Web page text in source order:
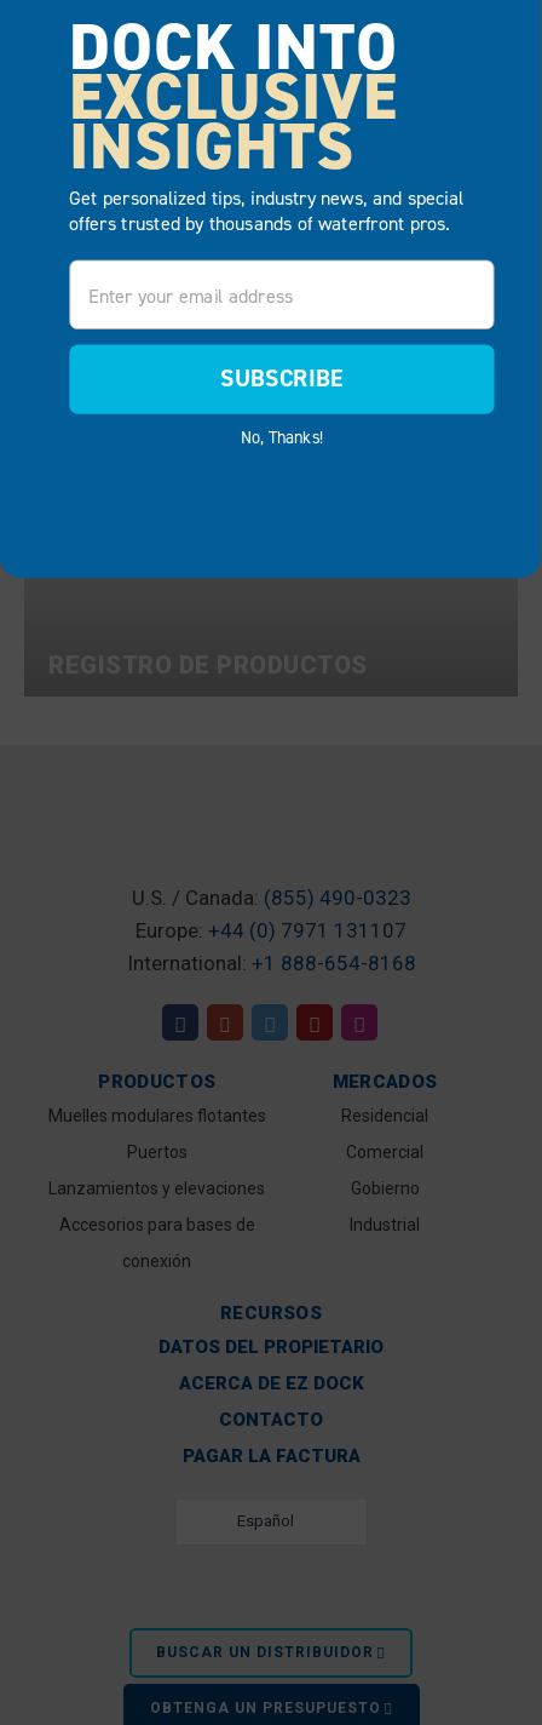
GARANTÍA
LO QUE DICEN
Durante el huracán "Georges" y la
mantenimiento,
El nuevo sistema EZ Dock es una buena
Vela Junior. Los muelles son significativamente
Después de mucha investigación y muchos
selección clara para nuestro puerto deportivo
de la derecha perdió su viejo muelle flotante
U.S. / Canada: (855) 490-0323
Europe: +44 (0) 7971 131107
International: +1 888-654-8168
PRODUCTOS
Muelles modulares flotantes
Puertos
Lanzamientos y elevaciones
Accesorios para bases de
conexión
MERCADOS
Residencial
Comercial
Gobierno
Industrial
RECURSOS
DATOS DEL PROPIETARIO
ACERCA DE EZ DOCK
CONTACTO
PAGAR LA FACTURA
Español
BUSCAR UN DISTRIBUIDOR
OBTENGA UN PRESUPUESTO
DOCK INTO
EXCLUSIVE
INSIGHTS
Get personalized tips, industry news, and special
offers trusted by thousands of waterfront pros.
Email
SUBSCRIBE
No, Thanks!